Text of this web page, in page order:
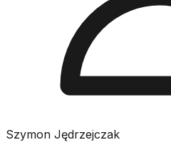
Szymon Jędrzejczak